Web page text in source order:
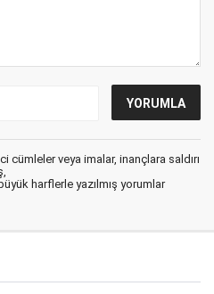
cümleler veya imalar, inançlara saldırı
harflerle yazılmış yorumlar